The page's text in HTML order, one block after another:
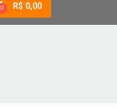
0 R$ 0,00